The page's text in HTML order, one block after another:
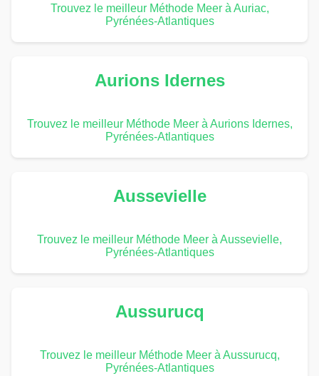
Trouvez le meilleur Méthode Meer à Auriac,
Pyrénées-Atlantiques
Aurions Idernes
Trouvez le meilleur Méthode Meer à Aurions Idernes,
Pyrénées-Atlantiques
Aussevielle
Trouvez le meilleur Méthode Meer à Aussevielle,
Pyrénées-Atlantiques
Aussurucq
Trouvez le meilleur Méthode Meer à Aussurucq,
Pyrénées-Atlantiques